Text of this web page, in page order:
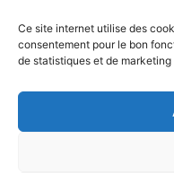
Ce site internet utilise des
consentement pour le bon
de statistiques et de